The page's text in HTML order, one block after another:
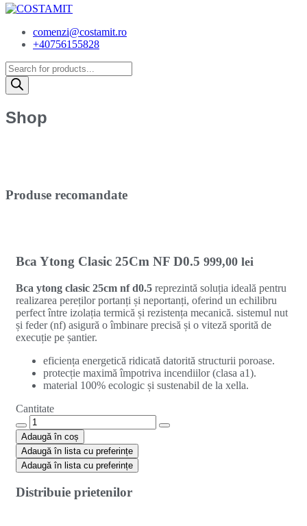
comenzi@costamit.ro
+40756155828
Products
search
Shop
Bca Ytong Clasic 25Cm NF D0.5 999,00 lei
Bca ytong clasic 25cm nf d0.5 reprezintă soluția ideală pentru
realizarea pereților portanți și neportanți, oferind un echilibru
perfect între izolația termică și rezistența mecanică. sistemul nut
și feder (nf) asigură o îmbinare precisă și o viteză sporită de
execuție pe șantier.
eficiența energetică ridicată datorită structurii poroase.
protecție maximă împotriva incendiilor (clasa a1).
material 100% ecologic și sustenabil de la xella.
Cantitate
Ytong
Clasic
25Cm
NF
quantity
Adaugă în coș
Adaugă în lista cu preferințe
Adaugă în lista cu preferințe
Distribuie prietenilor
Produse recomandate